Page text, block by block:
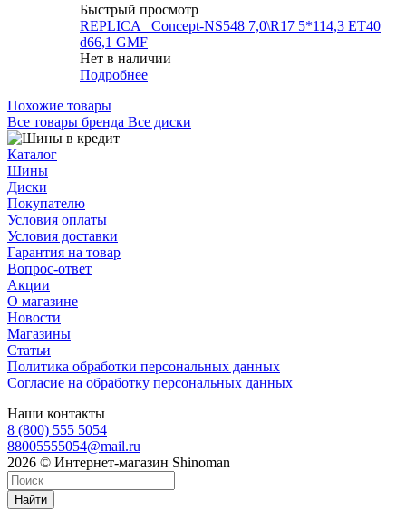
Быстрый просмотр
REPLICA _Concept-NS548 7,0\R17 5*114,3 ET40
d66,1 GMF
Нет в наличии
Подробнее
Похожие товары
Все товары бренда Все диски
Каталог
Шины
Диски
Покупателю
Условия оплаты
Условия доставки
Гарантия на товар
Вопрос-ответ
Акции
О магазине
Новости
Магазины
Статьи
Политика обработки персональных данных
Согласие на обработку персональных данных
Наши контакты
8 (800) 555 5054
88005555054@mail.ru
2026 © Интернет-магазин Shinoman
Найти